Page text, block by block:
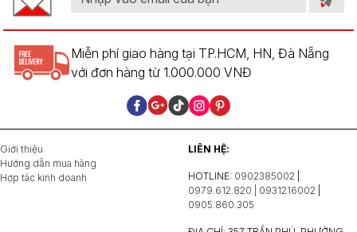
Miễn phí giao hàng tại TP.HCM, HN, Đà Nẵng
với đơn hàng từ 1.000.000 VNĐ
Giới thiệu
Hướng dẫn mua hàng
Hợp tác kinh doanh
LIÊN HỆ:
HOTLINE: 0902385002
0979.612.820 | 0931216002
0905.860.305